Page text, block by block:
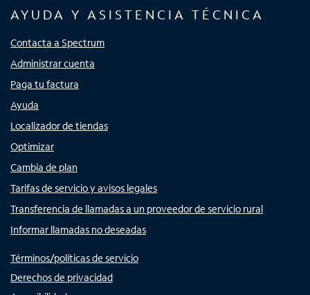
AYUDA Y ASISTENCIA TÉCNICA
Contacta a Spectrum
Administrar cuenta
Paga tu factura
Ayuda
Localizador de tiendas
Optimizar
Cambia de plan
Tarifas de servicio y avisos legales
Transferencia de llamadas a un proveedor de servicio rural
Informar llamadas no deseadas
Términos/políticas de servicio
Derechos de privacidad